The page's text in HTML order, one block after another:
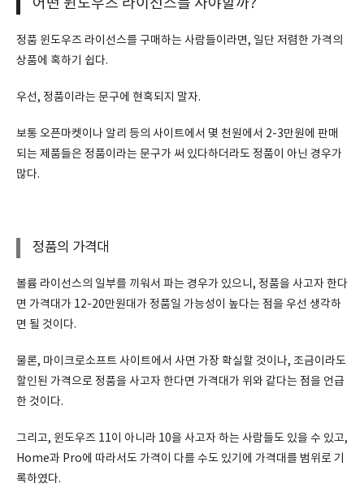
어떤 윈도우즈 라이선스를 사야할까?
정품 윈도우즈 라이선스를 구매하는 사람들이라면, 일단 저렴한 가격의
상품에 혹하기 쉽다.
우선, 정품이라는 문구에 현혹되지 말자.
보통 오픈마켓이나 알리 등의 사이트에서 몇 천원에서 2-3만원에 판매
되는 제품들은 정품이라는 문구가 써 있다하더라도 정품이 아닌 경우가
많다.
정품의 가격대
볼륨 라이선스의 일부를 끼워서 파는 경우가 있으니, 정품을 사고자 한다
면 가격대가 12-20만원대가 정품일 가능성이 높다는 점을 우선 생각하
면 될 것이다.
물론, 마이크로소프트 사이트에서 사면 가장 확실할 것이나, 조금이라도
할인된 가격으로 정품을 사고자 한다면 가격대가 위와 같다는 점을 언급
한 것이다.
그리고, 윈도우즈 11이 아니라 10을 사고자 하는 사람들도 있을 수 있고,
Home과 Pro에 따라서도 가격이 다를 수도 있기에 가격대를 범위로 기
록하였다.